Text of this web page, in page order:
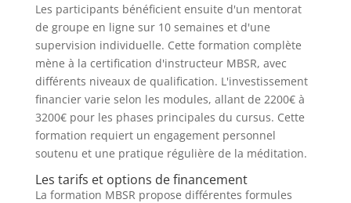
Les participants bénéficient ensuite d'un mentorat
de groupe en ligne sur 10 semaines et d'une
supervision individuelle. Cette formation complète
mène à la certification d'instructeur MBSR, avec
différents niveaux de qualification. L'investissement
financier varie selon les modules, allant de 2200€ à
3200€ pour les phases principales du cursus. Cette
formation requiert un engagement personnel
soutenu et une pratique régulière de la méditation.
Les tarifs et options de financement
La formation MBSR propose différentes formules